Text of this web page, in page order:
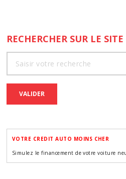
RECHERCHER SUR LE SITE
VALIDER
VOTRE CREDIT AUTO MOINS CHER
Simulez le financement de votre voiture